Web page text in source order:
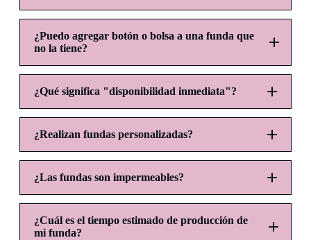
Kindle:
Standard:
¿Puedo agregar botón o bolsa a una funda que
no la tiene?
¿Qué significa "disponibilidad inmediata"?
¿Realizan fundas personalizadas?
AQUÍ
¿Las fundas son impermeables?
¿Cuál es el tiempo estimado de producción de
mi funda?